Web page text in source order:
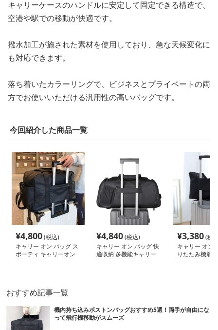
キャリーケースのハンドルに安定して固定できる構造で、
空港や駅での移動が快適です。
撥水加工が施された素材を使用しており、急な天候変化に
も対応できます。
落ち着いたカラーリングで、ビジネスとプライベートの両
方でお使いいただける汎用性の高いバッグです。
今回紹介した商品一覧
¥4,800(税込)
キャリー オン バッグ ス
ポーティ キャリーオン
¥4,840(税込)
キャリー オン バッグ 快
適収納 多機能キャリー
¥3,380(税
キャリー オン
りたたみ機能
おすすめ記事一覧
機内持ち込みボストンバッグおすすめ5選！両手が自由にな
って飛行機移動がスムーズ